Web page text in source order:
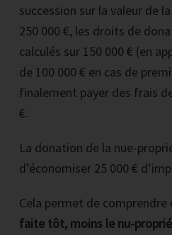
succession sur la valeur de
250 000 €, les droits de
calculés sur 150 000 € (en
de 100 000 € en cas de
finalement payer des frais
€.
La donation de la nue-
d’économiser 25 000 €
Cela permet de comprendre
faite tôt, moins le nu-